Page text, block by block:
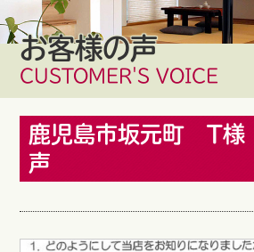
お客様の声
CUSTOMER'S VOICE
鹿児島市坂元町 T
声